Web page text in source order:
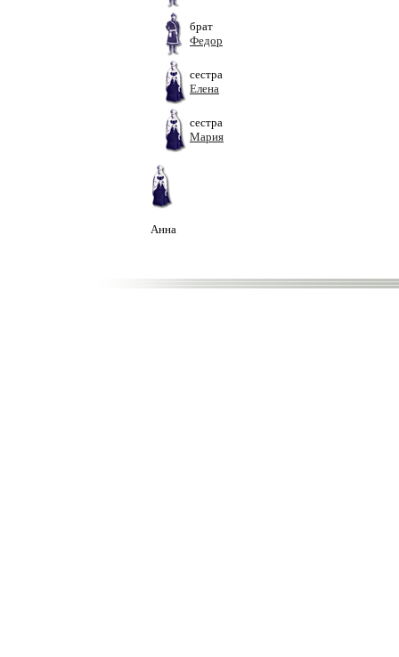
брат
Федор
сестра
Елена
сестра
Мария
Анна